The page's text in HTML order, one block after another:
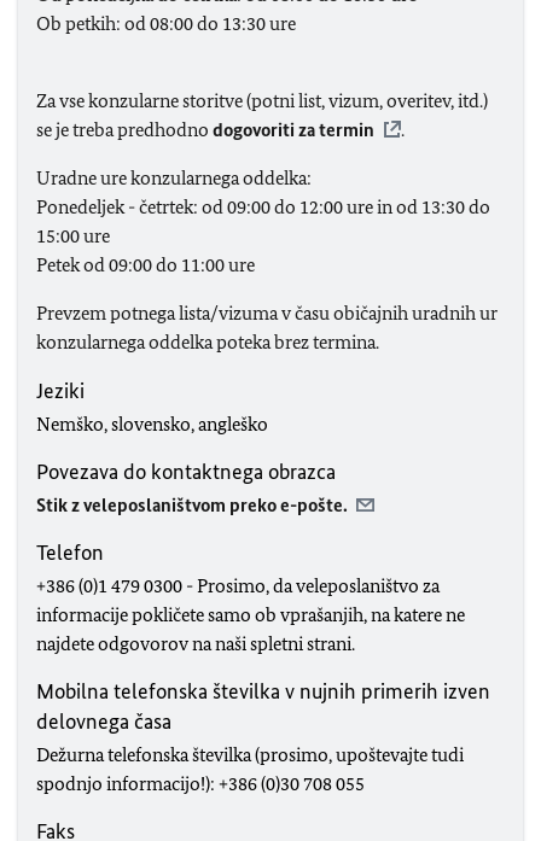
Ob petkih: od 08:00 do 13:30 ure
Za vse konzularne storitve (potni list, vizum, overitev, itd.)
se je treba predhodno dogovoriti za termin .
Uradne ure konzularnega oddelka:
Ponedeljek - četrtek: od 09:00 do 12:00 ure in od 13:30 do
15:00 ure
Petek od 09:00 do 11:00 ure
Prevzem potnega lista/vizuma v času običajnih uradnih ur
konzularnega oddelka poteka brez termina.
Jeziki
Nemško, slovensko, angleško
Povezava do kontaktnega obrazca
Stik z veleposlaništvom preko e-pošte.
Telefon
+386 (0)1 479 0300 - Prosimo, da veleposlaništvo za
informacije pokličete samo ob vprašanjih, na katere ne
najdete odgovorov na naši spletni strani.
Mobilna telefonska številka v nujnih primerih izven
delovnega časa
Dežurna telefonska številka (prosimo, upoštevajte tudi
spodnjo informacijo!): +386 (0)30 708 055
Faks